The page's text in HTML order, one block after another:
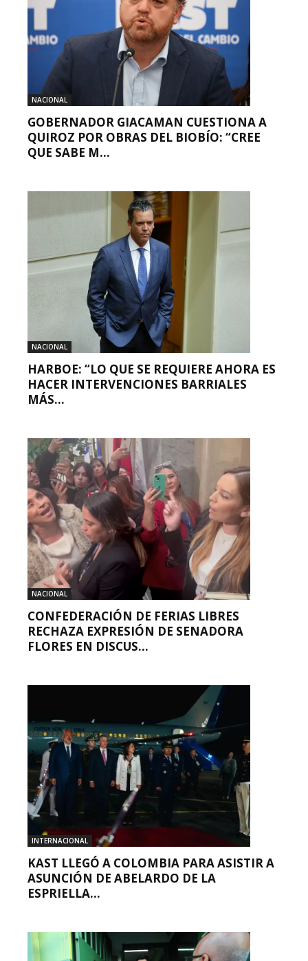
NACIONAL
GOBERNADOR GIACAMAN CUESTIONA A
QUIROZ POR OBRAS DEL BIOBÍO: “CREE
QUE SABE M...
NACIONAL
HARBOE: “LO QUE SE REQUIERE AHORA ES
HACER INTERVENCIONES BARRIALES
MÁS...
NACIONAL
CONFEDERACIÓN DE FERIAS LIBRES
RECHAZA EXPRESIÓN DE SENADORA
FLORES EN DISCUS...
INTERNACIONAL
KAST LLEGÓ A COLOMBIA PARA ASISTIR A
ASUNCIÓN DE ABELARDO DE LA
ESPRIELLA...